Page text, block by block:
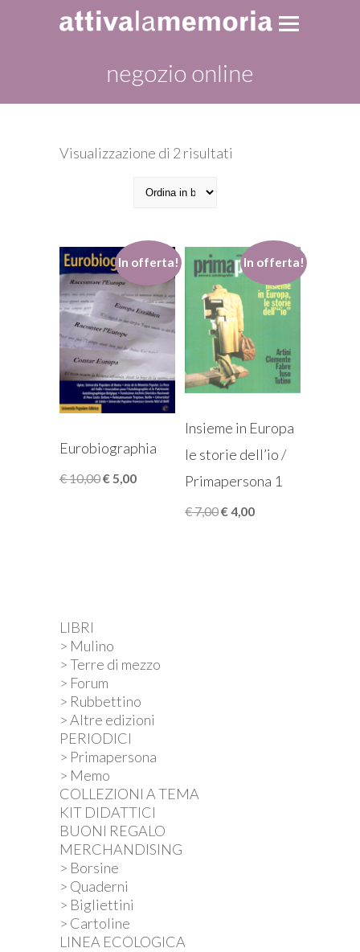
negozio online
Visualizzazione di 2 risultati
recente
In offerta!
Eurobiographia
€10,00Il
€5,00Il
In offerta!
Insieme in Europa
le storie dell’io /
Primapersona 1
€7,00Il
€4,00Il
LIBRI
> Mulino
> Terre di mezzo
> Forum
> Rubbettino
> Altre edizioni
PERIODICI
> Primapersona
> Memo
COLLEZIONI A TEMA
KIT DIDATTICI
BUONI REGALO
MERCHANDISING
> Borsine
> Quaderni
> Bigliettini
> Cartoline
LINEA ECOLOGICA